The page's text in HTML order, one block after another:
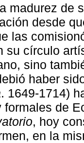
madurez de
desde
las
su círculo
sino
haber
. 1649-1714)
formales de
, hoy
en la